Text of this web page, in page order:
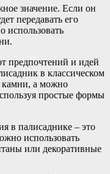
значение. Если он
передавать его
использовать
предпочтений и идей
в классическом
камни, а можно
простые формы
в палисаднике – это
использовать
или декоративные